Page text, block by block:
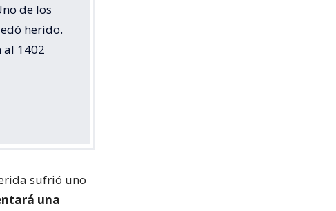
de los
herido.
al 1402
sufrió uno
una